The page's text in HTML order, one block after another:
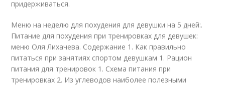
придерживаться.
Меню на неделю для похудения для девушки на 5 дней:.
Питание для похудения при тренировках для девушек:
меню Оля Лихачева. Содержание 1. Как правильно
питаться при занятиях спортом девушкам 1. Рацион
питания для тренировок 1. Схема питания при
тренировках 2. Из углеводов наиболее полезными